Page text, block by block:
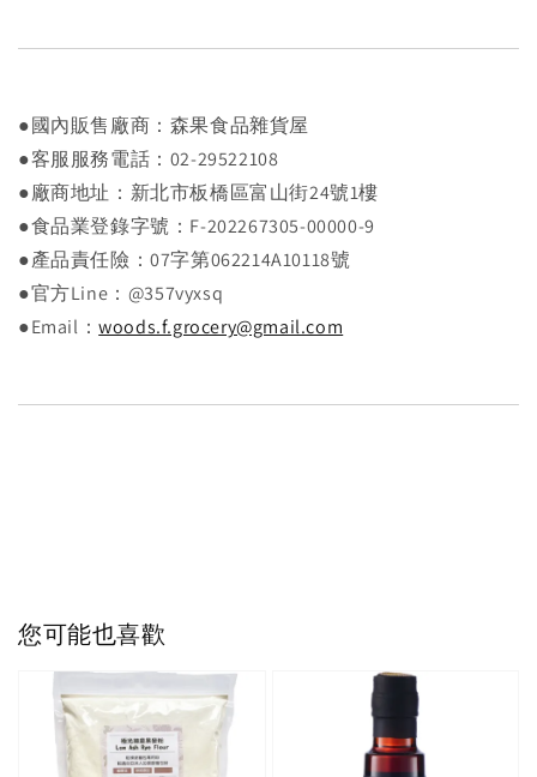
●國內販售廠商：森果食品雜貨屋
●客服服務電話：02-29522108
●廠商地址：新北市板橋區富山街24號1樓
●食品業登錄字號：F-202267305-00000-9
●產品責任險：07字第062214A10118號
●官方Line：@357vyxsq
●Email：woods.f.grocery@gmail.com
您可能也喜歡